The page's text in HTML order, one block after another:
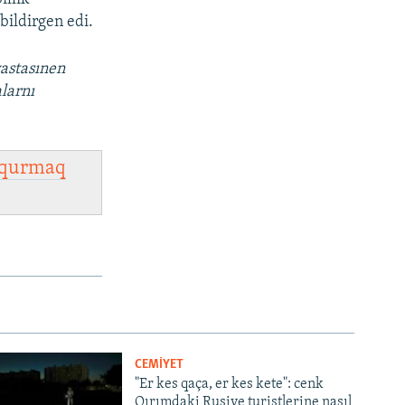
edi.
CEMİYET
"Er kes qaça, er kes kete": cenk
Qırımdaki Rusiye turistlerine nasıl